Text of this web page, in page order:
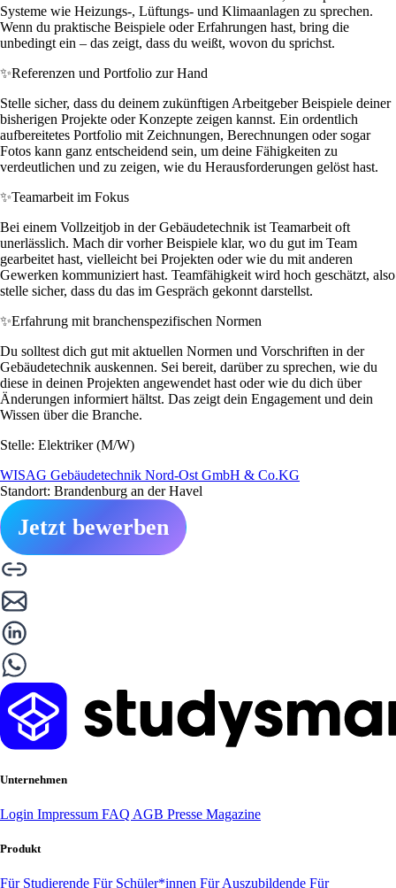
Systeme wie Heizungs-, Lüftungs- und Klimaanlagen zu sprechen.
Wenn du praktische Beispiele oder Erfahrungen hast, bring die
unbedingt ein – das zeigt, dass du weißt, wovon du sprichst.
✨Referenzen und Portfolio zur Hand
Stelle sicher, dass du deinem zukünftigen Arbeitgeber Beispiele deiner
bisherigen Projekte oder Konzepte zeigen kannst. Ein ordentlich
aufbereitetes Portfolio mit Zeichnungen, Berechnungen oder sogar
Fotos kann ganz entscheidend sein, um deine Fähigkeiten zu
verdeutlichen und zu zeigen, wie du Herausforderungen gelöst hast.
✨Teamarbeit im Fokus
Bei einem Vollzeitjob in der Gebäudetechnik ist Teamarbeit oft
unerlässlich. Mach dir vorher Beispiele klar, wo du gut im Team
gearbeitet hast, vielleicht bei Projekten oder wie du mit anderen
Gewerken kommuniziert hast. Teamfähigkeit wird hoch geschätzt, also
stelle sicher, dass du das im Gespräch gekonnt darstellst.
✨Erfahrung mit branchenspezifischen Normen
Du solltest dich gut mit aktuellen Normen und Vorschriften in der
Gebäudetechnik auskennen. Sei bereit, darüber zu sprechen, wie du
diese in deinen Projekten angewendet hast oder wie du dich über
Änderungen informiert hältst. Das zeigt dein Engagement und dein
Wissen über die Branche.
Stelle: Elektriker (M/W)
WISAG Gebäudetechnik Nord-Ost GmbH & Co.KG
Standort: Brandenburg an der Havel
Jetzt bewerben
Unternehmen
Login Impressum FAQ AGB Presse Magazine
Produkt
Für Studierende Für Schüler*innen Für Auszubildende Für